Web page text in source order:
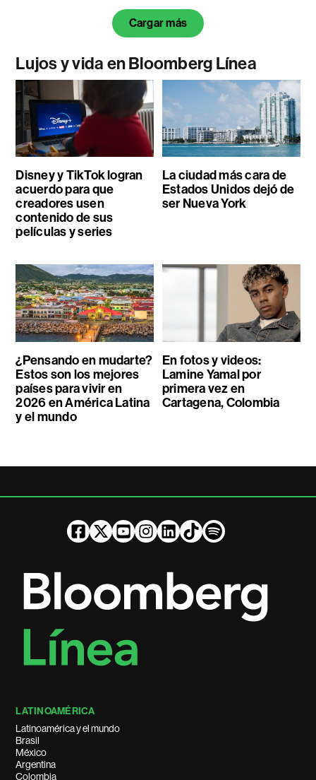
Cargar más
Lujos y vida en Bloomberg Línea
Disney y TikTok logran
acuerdo para que
creadores usen
contenido de sus
películas y series
La ciudad más cara de
Estados Unidos dejó de
ser Nueva York
¿Pensando en mudarte?
Estos son los mejores
países para vivir en
2026 en América Latina
y el mundo
En fotos y videos:
Lamine Yamal por
primera vez en
Cartagena, Colombia
LATINOAMÉRICA
Latinoamérica y el mundo
Brasil
México
Argentina
Colombia